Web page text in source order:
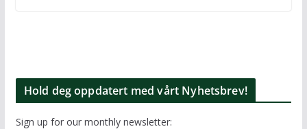
Hold deg oppdatert med vårt Nyhetsbrev!
Sign up for our monthly newsletter: